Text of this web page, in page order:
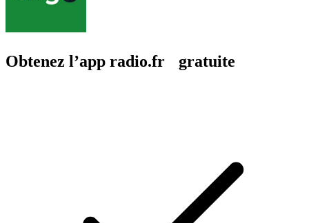
Obtenez l’app radio.fr gratuite